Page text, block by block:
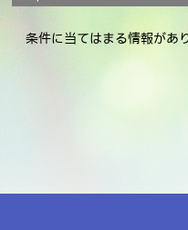
条件に当てはまる情報があ